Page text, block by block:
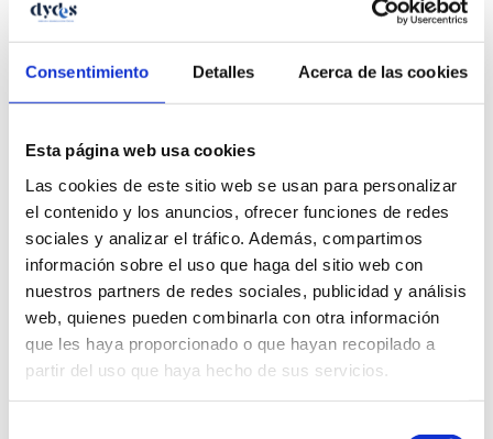
Consentimiento Detalles Acerca de las cookies
Esta página web usa cookies
Las cookies de este sitio web se usan para personalizar
el contenido y los anuncios, ofrecer funciones de redes
sociales y analizar el tráfico. Además, compartimos
información sobre el uso que haga del sitio web con
nuestros partners de redes sociales, publicidad y análisis
web, quienes pueden combinarla con otra información
que les haya proporcionado o que hayan recopilado a
partir del uso que haya hecho de sus servicios.
valor
bydydes-uo-admin|Oct 30, 2025
DE GESTIÓN
La venta de una empresa es el resultado de años de
esfuerzo, visión y crecimiento. Sin embargo, incluso una
compañía sólida puede ver reducido su valor si la
negociación no se gestiona correctamente. Tras
prepararse para maximizar el precio y elegir el
momento...